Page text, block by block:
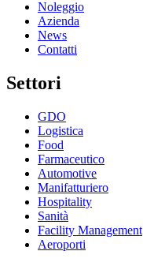
Noleggio
Azienda
News
Contatti
Settori
GDO
Logistica
Food
Farmaceutico
Automotive
Manifatturiero
Hospitality
Sanità
Facility Management
Aeroporti